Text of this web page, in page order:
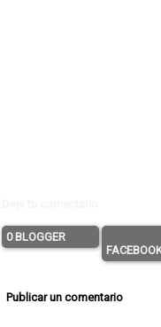
0 BLOGGER
Publicar un comentario